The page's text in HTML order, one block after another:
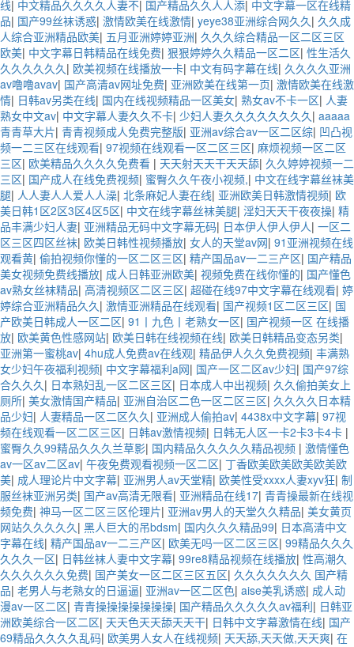
线| 中文精品久久久久人妻不| 国产精品久久人人添| 中文字幕一区在线精
品| 国产99丝袜诱惑| 激情欧美在线激情| yeye38亚洲综合网久久| 久久成
人综合亚洲精品欧美| 五月亚洲婷婷亚洲| 久久久综合精品一区二区三区
欧美| 中文字幕日韩精品在线免费| 狠狠婷婷久久精品一区二区| 性生活久
久久久久久久| 欧美视频在线播放一卡| 中文有码字幕在线| 久久久久亚洲
av噜噜avav| 国产高清av网址免费| 亚洲欧美在线第一页| 激情欧美在线激
情| 日韩av另类在线| 国内在线视频精品一区美女| 熟女av不卡一区| 人妻
熟女中文av| 中文字幕人妻久久不卡| 少妇人妻久久久久久久久久| aaaaa
青青草大片| 青青视频成人免费完整版| 亚洲av综合av一区二区综| 凹凸视
频一二三区在线观看| 97视频在线观看一区二区三区| 麻烦视频一区二区
三区| 欧美精品久久久久免费看 | 天天射天天干天天舔| 久久婷婷视频一二
三区| 国产成人在线免费视频| 蜜臀久久午夜小视频,| 中文在线字幕丝袜美
腿| 人人妻人人爱人人澡| 北条麻妃人妻在线| 亚洲欧美日韩激情视频| 欧
美日韩1区2区3区4区5区| 中文在线字幕丝袜美腿| 淫妇天天干夜夜操| 精
品丰满少妇人妻| 亚洲精品无码中文字幕无码| 日本伊人伊人伊人| 一区二
区三区四区丝袜| 欧美日韩性视频播放| 女人的天堂av网| 91亚洲视频在线
观看黄| 偷拍视频你懂的一区二区三区| 精产国品av一二三产区| 国产精品
美女视频免费线播放| 成人日韩亚洲欧美| 视频免费在线你懂的| 国产懂色
av熟女丝袜精品| 高清视频区二区三区| 超碰在线97中文字幕在线观看| 婷
婷综合亚洲精品久久| 激情亚洲精品在线观看| 国产视频1区二区三区| 国
产欧美日韩成人一区二区| 91丨九色丨老熟女一区| 国产视频一区 在线播
放| 欧美黄色性感网站| 欧美日韩在线视频在线| 欧美日韩精品变态另类|
亚洲第一蜜桃av| 4hu成人免费av在线观| 精品伊人久久免费视频| 丰满熟
女少妇午夜福利视频| 中文字幕福利a网| 国产一区二区av少妇| 国产97综
合久久久| 日本熟妇乱一区二区三区| 日本成人中出视频| 久久偷拍美女上
厕所| 美女激情国产精品| 亚洲自治区二色一区二区三区| 久久久久日本精
品少妇| 人妻精品一区二区久久| 亚洲成人偷拍av| 4438x中文字幕| 97视
频在线观看一区二区三区| 日韩av激情视频| 日韩无人区一卡2卡3卡4卡 |
蜜臀久久99精品久久久兰草影| 国内精品久久久久久精品视频 | 激情懂色
av一区av二区av| 午夜免费观看视频一区二区| 丁香欧美欧美欧美欧美欧
美| 成人理论片中文字幕| 亚洲男人av天堂精| 欧美性受xxxx人妻xyv狂| 制
服丝袜亚洲另类| 国产av高清无限看| 亚洲精品在线17| 青青操最新在线视
频免费| 神马一区二区三区伦理片| 亚洲av男人的天堂久久精品| 美女黄页
网站久久久久久| 黑人巨大的吊bdsm| 国内久久久精品99| 日本高清中文
字幕在线| 精产国品av一二三产区| 欧美无吗一区二区三区| 99精品久久久
久久久一区| 日韩丝袜人妻中文字幕| 99re8精品视频在线播放| 性高潮久
久久久久久久免费| 国产美女一区二区三区五区| 久久久久久久久 国产精
品| 老男人与老熟女的日逼逼| 亚洲av一区二区色| aise美乳诱惑| 成人动
漫av一区二区| 青青操操操操操操操| 国产精品久久久久久av福利| 日韩亚
洲欧美综合一区二区| 天天色天天舔天天干| 日韩中文字幕激情在线| 国产
69精品久久久久乱码| 欧美男人女人在线视频| 天天舔,天天做,天天爽| 在